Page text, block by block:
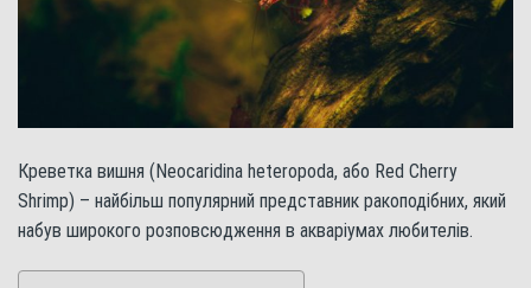
Креветка вишня (Neocaridina heteropoda, або Red Cherry
Shrimp) – найбільш популярний представник ракоподібних, який
набув широкого розповсюдження в акваріумах любителів.